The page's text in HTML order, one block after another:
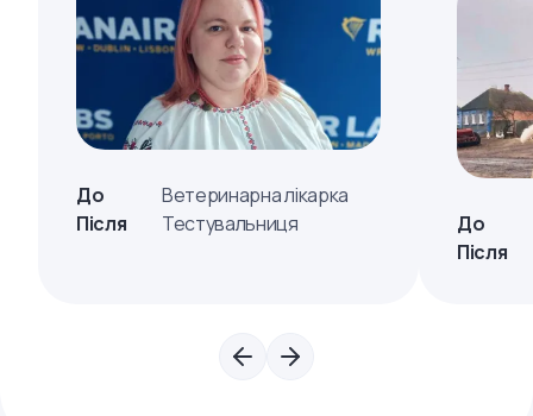
До
Ветеринарна лікарка
Після
Тестувальниця
До
Після